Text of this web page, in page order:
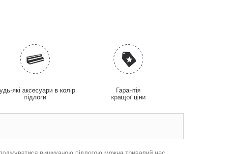
які аксесуари в колір
підлоги
Гарантія
кращої ціни